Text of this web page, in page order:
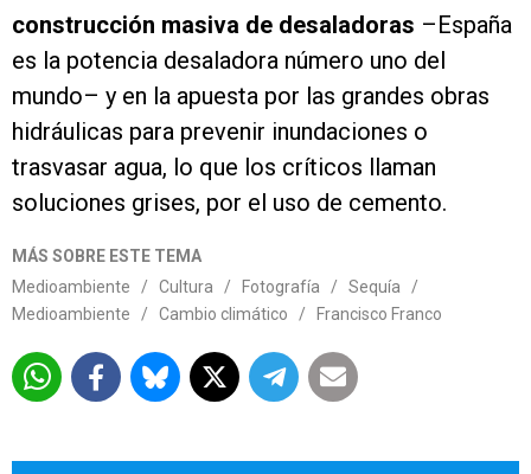
construcción masiva de desaladoras –España
es la potencia desaladora número uno del
mundo– y en la apuesta por las grandes obras
hidráulicas para prevenir inundaciones o
trasvasar agua, lo que los críticos llaman
soluciones grises, por el uso de cemento.
MÁS SOBRE ESTE TEMA
Medioambiente
/ Cultura / Fotografía / Sequía
/
Medioambiente
/ Cambio climático / Francisco Franco